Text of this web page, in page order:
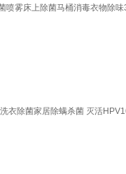
喷雾床上除菌马桶消毒衣物除
衣除菌家居除螨杀菌 灭活